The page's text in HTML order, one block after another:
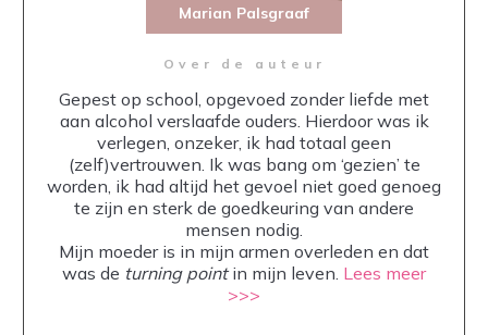
Over de auteur
Gepest op school, opgevoed zonder liefde met
aan alcohol verslaafde ouders. Hierdoor was ik
verlegen, onzeker, ik had totaal geen
(zelf)vertrouwen. Ik was bang om ‘gezien’ te
worden, ik had altijd het gevoel niet goed genoeg
te zijn en sterk de goedkeuring van andere
mensen nodig.
Mijn moeder is in mijn armen overleden en dat
was de turning pointin mijn leven. Lees meer
>>>
Marian Palsgraaf